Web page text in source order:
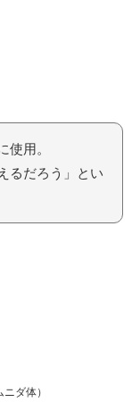
使用。
るだろう」とい
ニダ体）